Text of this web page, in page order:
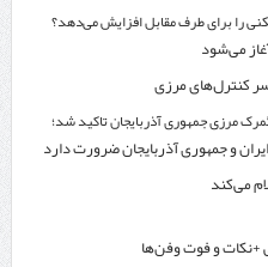
را برای طرف مقابل افزایش می‌دهد؟
می‌شود
سر کنترل‌های مرزی
مرزی جمهوری آذربایجان تاکید شد؛
و جمهوری آذربایجان ضرورت دارد
می‌کند
+نکات و فوت وفن‌ها